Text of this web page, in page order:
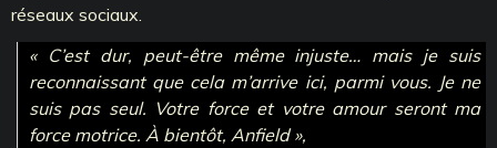
réseaux sociaux.
« C’est dur, peut-être même injuste… mais je suis
reconnaissant que cela m’arrive ici, parmi vous. Je ne
suis pas seul. Votre force et votre amour seront ma
force motrice. À bientôt, Anfield »,